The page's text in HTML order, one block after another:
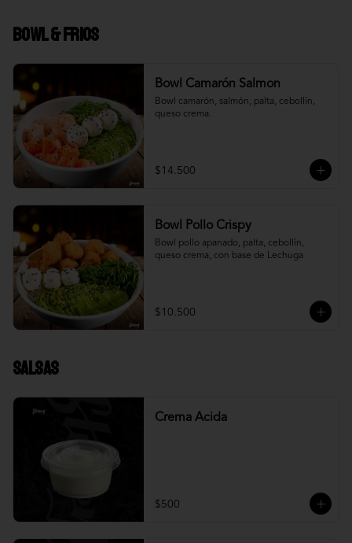
Bowl & frios
Bowl Camarón Salmon
Bowl camarón, salmón, palta, cebollín,
queso crema.
$14.500
Bowl Pollo Crispy
Bowl pollo apanado, palta, cebollín,
queso crema, con base de Lechuga
$10.500
Salsas
Crema Acida
$500